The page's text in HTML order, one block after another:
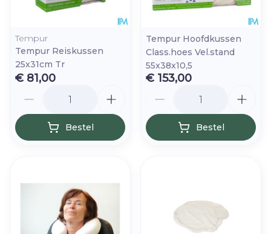
Tempur
Tempur Reiskussen
25x31cm Tr
€ 81,00
Bestel
Tempur Hoofdkussen
Class.hoes Vel.stand
55x38x10,5
€ 153,00
Bestel